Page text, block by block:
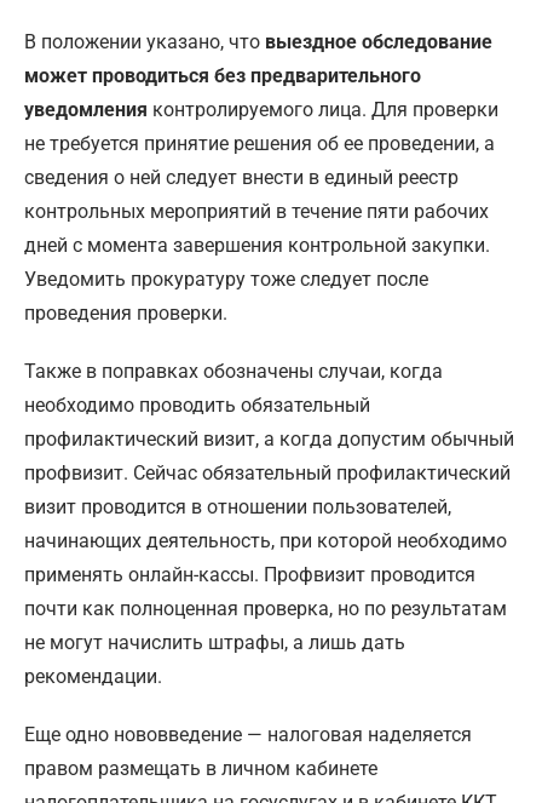
В положении указано, что выездное обследование
может проводиться без предварительного
уведомления контролируемого лица. Для проверки
не требуется принятие решения об ее проведении, а
сведения о ней следует внести в единый реестр
контрольных мероприятий в течение пяти рабочих
дней с момента завершения контрольной закупки.
Уведомить прокуратуру тоже следует после
проведения проверки.
Также в поправках обозначены случаи, когда
необходимо проводить обязательный
профилактический визит, а когда допустим обычный
профвизит. Сейчас обязательный профилактический
визит проводится в отношении пользователей,
начинающих деятельность, при которой необходимо
применять онлайн-кассы. Профвизит проводится
почти как полноценная проверка, но по результатам
не могут начислить штрафы, а лишь дать
рекомендации.
Еще одно нововведение — налоговая наделяется
правом размещать в личном кабинете